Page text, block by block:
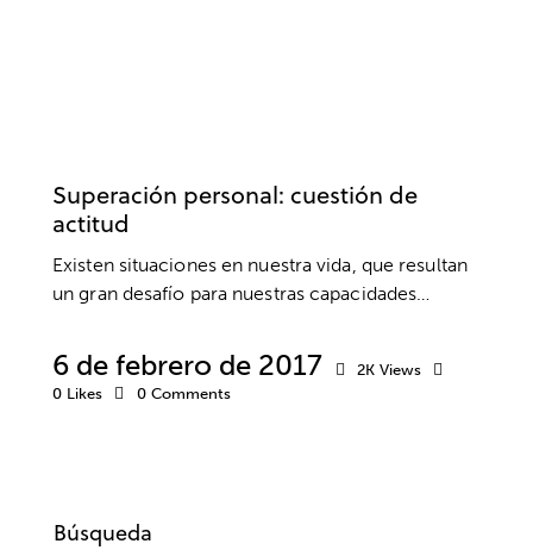
Superación personal: cuestión de
actitud
Existen situaciones en nuestra vida, que resultan
un gran desafío para nuestras capacidades…
6 de febrero de 2017 2K Views
0 Likes 0 Comments
Búsqueda